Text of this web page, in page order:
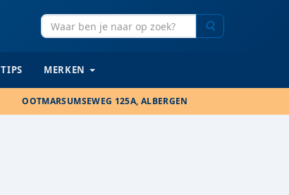
TIPS MERKEN
OOTMARSUMSEWEG 125A, ALBERGEN